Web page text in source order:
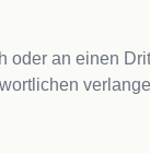
oder an einen